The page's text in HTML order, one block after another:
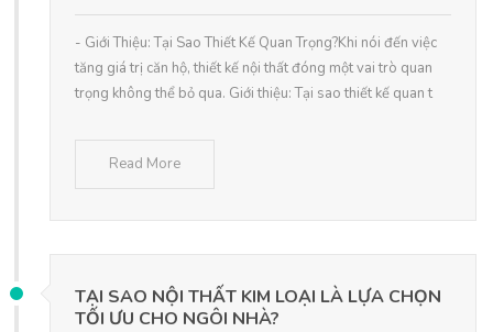
- Giới Thiệu: Tại Sao Thiết Kế Quan Trọng?Khi nói đến việc
tăng giá trị căn hộ, thiết kế nội thất đóng một vai trò quan
trọng không thể bỏ qua. Giới thiệu: Tại sao thiết kế quan t
Read More
TẠI SAO NỘI THẤT KIM LOẠI LÀ LỰA CHỌN
TỐI ƯU CHO NGÔI NHÀ?